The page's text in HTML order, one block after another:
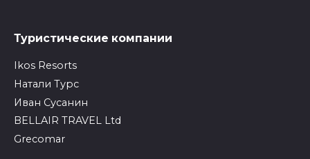
Туристические компании
Ikos Resorts
Натали Турс
Иван Сусанин
BELLAIR TRAVEL Ltd
Grecomar